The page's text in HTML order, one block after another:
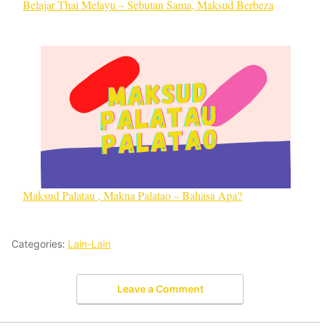
Belajar Thai Melayu – Sebutan Sama, Maksud Berbeza
Maksud Palatau , Makna Palatao – Bahasa Apa?
Categories: Lain-Lain
Leave a Comment